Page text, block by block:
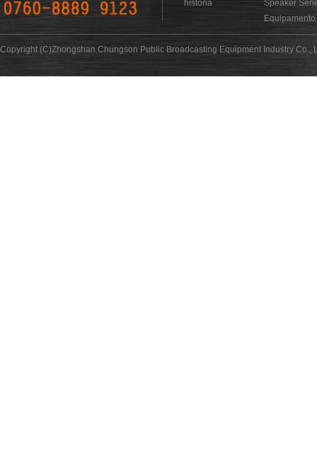
história
Speaker
Copyright (C)Zhongshan Chungson Public Broadcasting Equipment Industry